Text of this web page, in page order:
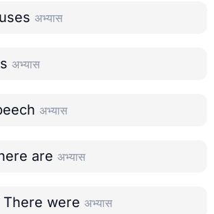
अभ्यास
अभ्यास
अभ्यास
are अभ्यास
were अभ्यास